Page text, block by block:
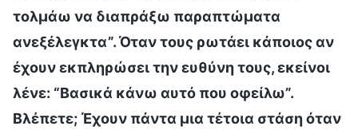
τολμάω να διαπράξω παραπτώματα
ανεξέλεγκτα”. Όταν τους ρωτάει κάποιος αν
έχουν εκπληρώσει την ευθύνη τους, εκείνοι
λένε: “Βασικά κάνω αυτό που οφείλω”.
Βλέπετε; Έχουν πάντα μια τέτοια στάση όταν